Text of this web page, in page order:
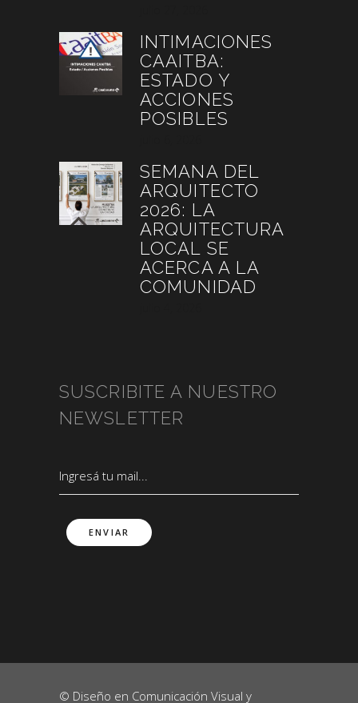
INTIMACIONES
CAAITBA:
ESTADO Y
ACCIONES
POSIBLES
SEMANA DEL
ARQUITECTO
2026: LA
ARQUITECTURA
LOCAL SE
ACERCA A LA
COMUNIDAD
SUSCRIBITE A NUESTRO
NEWSLETTER
© Diseño en Comunicación Visual y